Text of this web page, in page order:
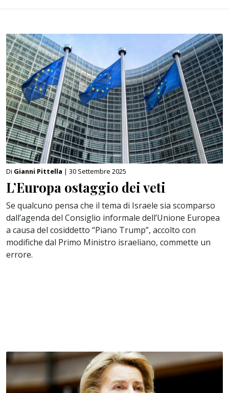
Di Gianni Pittella | 30 Settembre 2025
L’Europa ostaggio dei veti
Se qualcuno pensa che il tema di Israele sia scomparso
dall’agenda del Consiglio informale dell’Unione Europea
a causa del cosiddetto “Piano Trump”, accolto con
modifiche dal Primo Ministro israeliano, commette un
errore.